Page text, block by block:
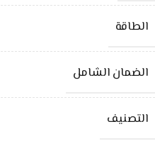
الطاقة
الضمان الشامل
التصنيف